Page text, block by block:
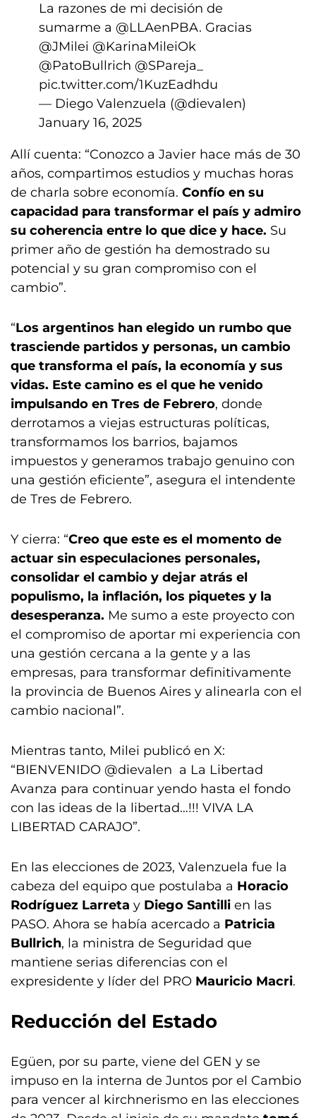
La razones de mi decisión de
sumarme a @LLAenPBA. Gracias
@JMilei @KarinaMileiOk
@PatoBullrich @SPareja_
pic.twitter.com/1KuzEadhdu
— Diego Valenzuela (@dievalen)
January 16, 2025
Allí cuenta: “Conozco a Javier hace más de 30
años, compartimos estudios y muchas horas
de charla sobre economía. Confío en su
capacidad para transformar el país y admiro
su coherencia entre lo que dice y hace. Su
primer año de gestión ha demostrado su
potencial y su gran compromiso con el
cambio”.
“Los argentinos han elegido un rumbo que
trasciende partidos y personas, un cambio
que transforma el país, la economía y sus
vidas. Este camino es el que he venido
impulsando en Tres de Febrero, donde
derrotamos a viejas estructuras políticas,
transformamos los barrios, bajamos
impuestos y generamos trabajo genuino con
una gestión eficiente”, asegura el intendente
de Tres de Febrero.
Y cierra: “Creo que este es el momento de
actuar sin especulaciones personales,
consolidar el cambio y dejar atrás el
populismo, la inflación, los piquetes y la
desesperanza. Me sumo a este proyecto con
el compromiso de aportar mi experiencia con
una gestión cercana a la gente y a las
empresas, para transformar definitivamente
la provincia de Buenos Aires y alinearla con el
cambio nacional”.
Mientras tanto, Milei publicó en X:
“BIENVENIDO @dievalen a La Libertad
Avanza para continuar yendo hasta el fondo
con las ideas de la libertad…!!! VIVA LA
LIBERTAD CARAJO”.
En las elecciones de 2023, Valenzuela fue la
cabeza del equipo que postulaba a Horacio
Rodríguez Larreta y Diego Santilli en las
PASO. Ahora se había acercado a Patricia
Bullrich, la ministra de Seguridad que
mantiene serias diferencias con el
expresidente y líder del PRO Mauricio Macri.
Reducción del Estado
Egüen, por su parte, viene del GEN y se
impuso en la interna de Juntos por el Cambio
para vencer al kirchnerismo en las elecciones